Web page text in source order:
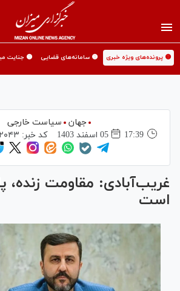
🟡 پرونده‌های ویژه خبری 🟡 سامانه‌های قضایی 🟡 جنایت
جهان
سیاست خارجی
17:39
05 اسفند 1403 کد خبر:
غریب‌آبادی: مقاومت زنده،
است